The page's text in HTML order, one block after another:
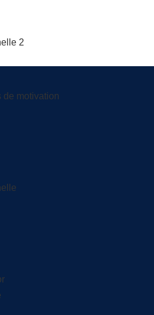
2
de motivation